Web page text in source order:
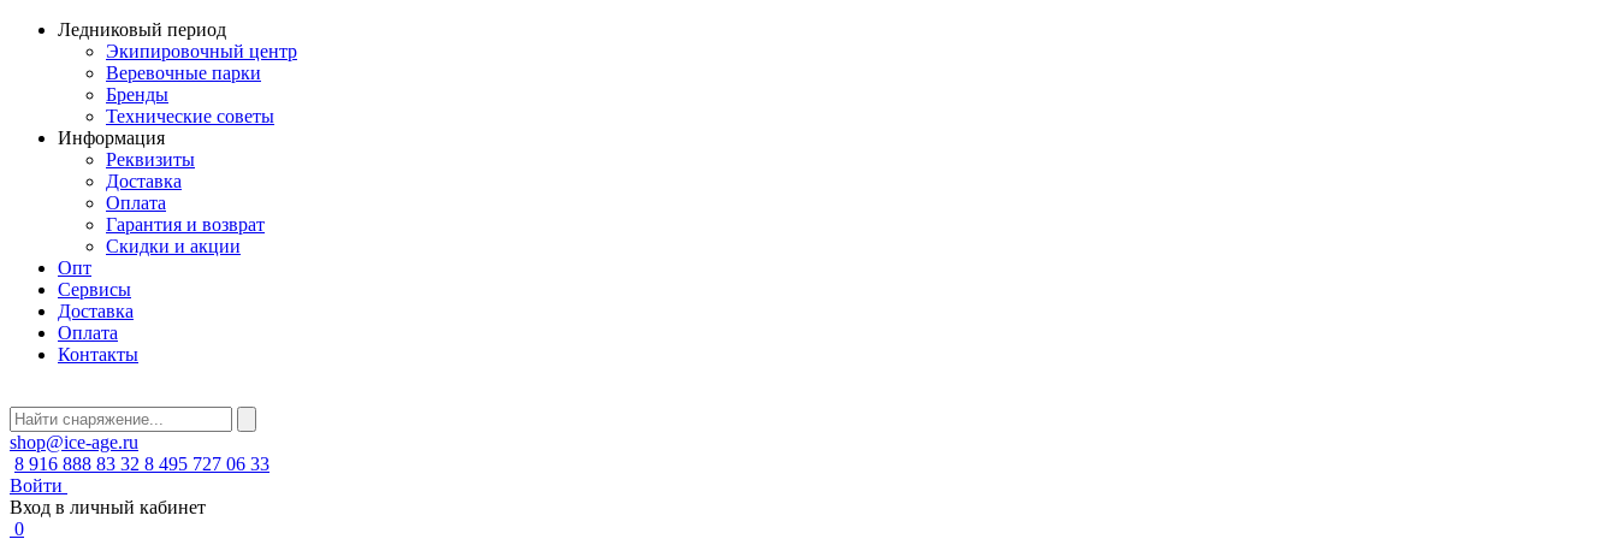
Ледниковый период
Экипировочный центр
Веревочные парки
Бренды
Технические советы
Информация
Реквизиты
Доставка
Оплата
Гарантия и возврат
Скидки и акции
Опт
Сервисы
Доставка
Оплата
Контакты
shop@ice-age.ru
8 916 888 83 32 8 495 727 06 33
Войти
Вход в личный кабинет
0